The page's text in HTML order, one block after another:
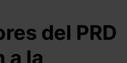
del PRD
a la